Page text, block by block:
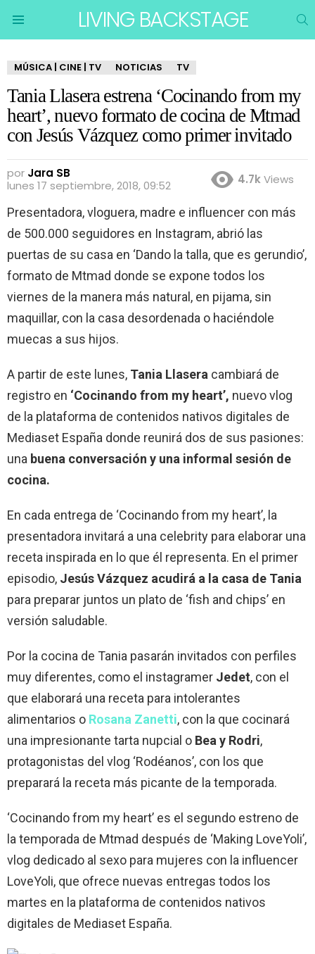
LIVING BACKSTAGE
MÚSICA | CINE | TV NOTICIAS TV
Tania Llasera estrena ‘Cocinando from my
heart’, nuevo formato de cocina de Mtmad
con Jesús Vázquez como primer invitado
por Jara SB
lunes 17 septiembre, 2018, 09:52
4.7kViews
Presentadora, vloguera, madre e influencer con más
de 500.000 seguidores en Instagram, abrió las
puertas de su casa en ‘Dando la talla, que es gerundio’,
formato de Mtmad donde se expone todos los
viernes de la manera más natural, en pijama, sin
maquillar, con la casa desordenada o haciéndole
muecas a sus hijos.
A partir de este lunes, Tania Llasera cambiará de
registro en ‘Cocinando from my heart’, nuevo vlog
de la plataforma de contenidos nativos digitales de
Mediaset España donde reunirá dos de sus pasiones:
una buena conversación y una informal sesión de
cocina.
En cada entrega de ‘Cocinando from my heart’, la
presentadora invitará a una celebrity para elaborar una
receta inspirada en lo que él representa. En el primer
episodio, Jesús Vázquez acudirá a la casa de Tania
para preparar juntos un plato de ‘fish and chips’ en
versión saludable.
Por la cocina de Tania pasarán invitados con perfiles
muy diferentes, como el instagramer Jedet, con el
que elaborará una receta para intolerantes
alimentarios o Rosana Zanetti, con la que cocinará
una impresionante tarta nupcial o Bea y Rodri,
protagonistas del vlog ‘Rodéanos’, con los que
preparará la receta más picante de la temporada.
‘Cocinando from my heart’ es el segundo estreno de
la temporada de Mtmad después de ‘Making LoveYoli’,
vlog dedicado al sexo para mujeres con la influencer
LoveYoli, que ofrece nuevas entregas todos los
martes en la plataforma de contenidos nativos
digitales de Mediaset España.